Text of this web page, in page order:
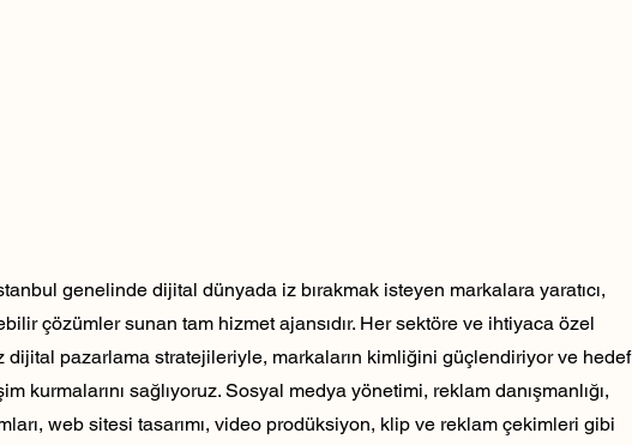
genelinde dijital dünyada iz bırakmak isteyen markalara yaratıcı,
çözümler sunan tam hizmet ajansıdır. Her sektöre ve ihtiyaca özel
pazarlama stratejileriyle, markaların kimliğini güçlendiriyor ve hedef
kurmalarını sağlıyoruz. Sosyal medya yönetimi, reklam danışmanlığı,
web sitesi tasarımı, video prodüksiyon, klip ve reklam çekimleri gibi